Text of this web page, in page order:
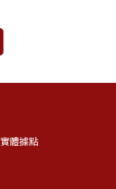
實體據點